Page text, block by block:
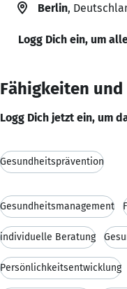
Berlin,
Logg Dich ein, um
Fähigkeiten
Logg Dich jetzt ein, um
Gesundheitsprävention
Gesundheitsmanagement
individuelle Beratung
Persönlichkeitsentwicklung